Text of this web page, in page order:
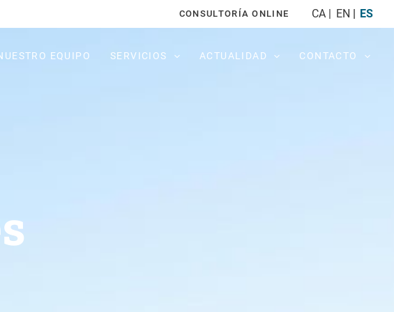
CONSULTORÍA ONLINE CA EN ES
EQUIPO SERVICIOS ACTUALIDAD CONTACTO